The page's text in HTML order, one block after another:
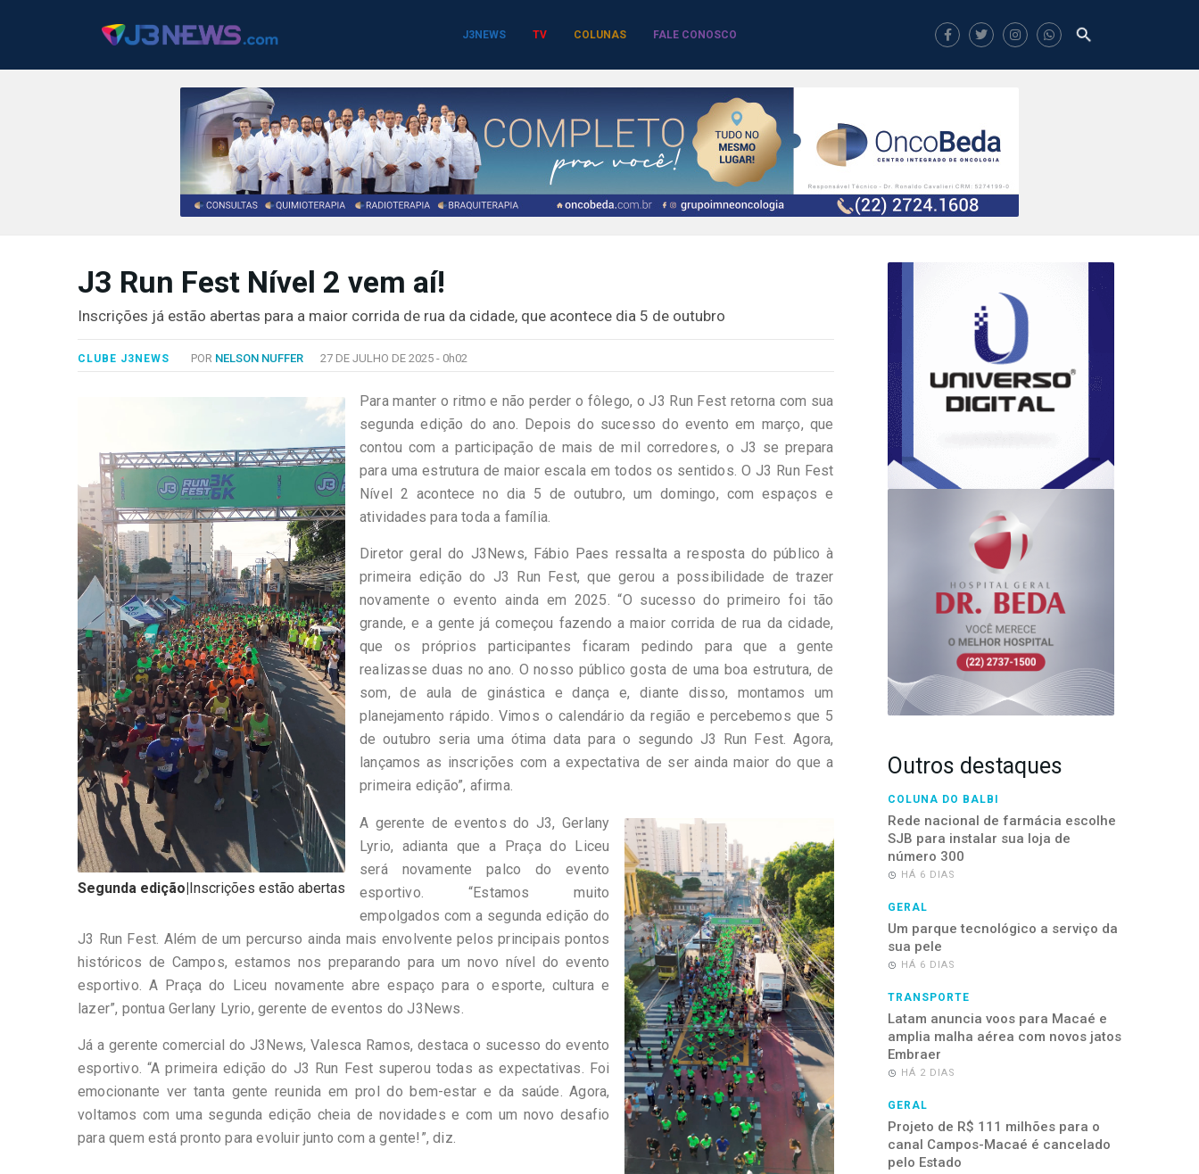
J3NEWS TV COLUNAS FALE CONOSCO
J3 Run Fest Nível 2 vem aí!
Inscrições já estão abertas para a maior corrida de rua da cidade, que acontece dia 5 de outubro
CLUBE J3NEWS POR NELSON NUFFER 27 DE JULHO DE 2025 - 0h02
Segunda edição|Inscrições estão abertas
Para manter o ritmo e não perder o fôlego, o J3 Run Fest retorna com sua
segunda edição do ano. Depois do sucesso do evento em março, que
contou com a participação de mais de mil corredores, o J3 se prepara
para uma estrutura de maior escala em todos os sentidos. O J3 Run Fest
Nível 2 acontece no dia 5 de outubro, um domingo, com espaços e
atividades para toda a família.
Diretor geral do J3News, Fábio Paes ressalta a resposta do público à
primeira edição do J3 Run Fest, que gerou a possibilidade de trazer
novamente o evento ainda em 2025. “O sucesso do primeiro foi tão
grande, e a gente já começou fazendo a maior corrida de rua da cidade,
que os próprios participantes ficaram pedindo para que a gente
realizasse duas no ano. O nosso público gosta de uma boa estrutura, de
som, de aula de ginástica e dança e, diante disso, montamos um
planejamento rápido. Vimos o calendário da região e percebemos que 5
de outubro seria uma ótima data para o segundo J3 Run Fest. Agora,
lançamos as inscrições com a expectativa de ser ainda maior do que a
primeira edição”, afirma.
A gerente de eventos do J3, Gerlany
Lyrio, adianta que a Praça do Liceu
será novamente palco do evento
esportivo. “Estamos muito
empolgados com a segunda edição do
J3 Run Fest. Além de um percurso ainda mais envolvente pelos principais pontos
históricos de Campos, estamos nos preparando para um novo nível do evento
esportivo. A Praça do Liceu novamente abre espaço para o esporte, cultura e
lazer”, pontua Gerlany Lyrio, gerente de eventos do J3News.
Já a gerente comercial do J3News, Valesca Ramos, destaca o sucesso do evento
esportivo. “A primeira edição do J3 Run Fest superou todas as expectativas. Foi
emocionante ver tanta gente reunida em prol do bem-estar e da saúde. Agora,
voltamos com uma segunda edição cheia de novidades e com um novo desafio
para quem está pronto para evoluir junto com a gente!”, diz.
Outros destaques
COLUNA DO BALBI
Rede nacional de farmácia escolhe
SJB para instalar sua loja de
número 300
HÁ 6 DIAS
GERAL
Um parque tecnológico a serviço da
sua pele
HÁ 6 DIAS
TRANSPORTE
Latam anuncia voos para Macaé e
amplia malha aérea com novos jatos
Embraer
HÁ 2 DIAS
GERAL
Projeto de R$ 111 milhões para o
canal Campos-Macaé é cancelado
pelo Estado